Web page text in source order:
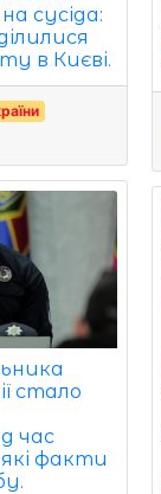
сусіда:
в Києві.
стало
час
факти